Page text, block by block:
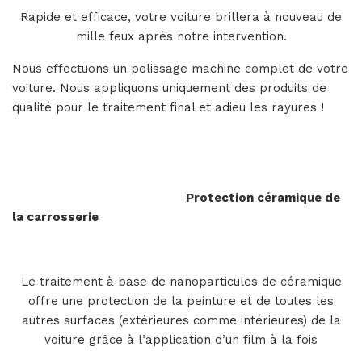
Rapide et efficace, votre voiture brillera à nouveau de
mille feux après notre intervention.
Nous effectuons un polissage machine complet de votre
voiture. Nous appliquons uniquement des produits de
qualité pour le traitement final et adieu les rayures !
Protection céramique de
la carrosserie
Le traitement à base de nanoparticules de céramique
offre une protection de la peinture et de toutes les
autres surfaces (extérieures comme intérieures) de la
voiture grâce à l’application d’un film à la fois